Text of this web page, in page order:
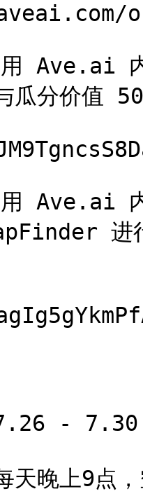
Ave.ai 内
瓜分价值
Ave.ai 内
进
7.26 - 7.30